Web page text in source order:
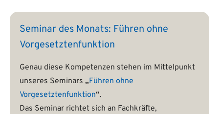
Seminar des Monats: Führen ohne
Vorgesetztenfunktion
Genau diese Kompetenzen stehen im Mittelpunkt
unseres Seminars „Führen ohne
Vorgesetztenfunktion“.
Das Seminar richtet sich an Fachkräfte,